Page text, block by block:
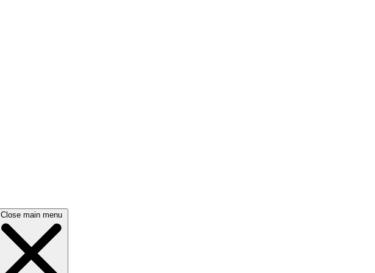
Close main menu